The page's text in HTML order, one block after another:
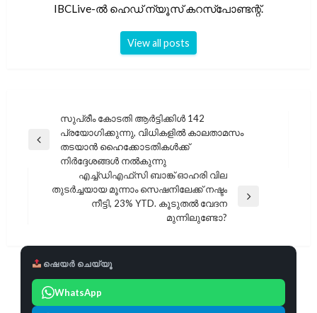
IBCLive-ൽ ഹെഡ് ന്യൂസ് കറസ്പോണ്ടന്റ്.
View all posts
പോസ്റ്റുകളിലൂടെ
Previous
സുപ്രീം കോടതി ആർട്ടിക്കിൾ 142
പ്രയോഗിക്കുന്നു, വിധികളിൽ കാലതാമസം
തടയാൻ ഹൈക്കോടതികൾക്ക്
നിർദ്ദേശങ്ങൾ നൽകുന്നു
എച്ച്‌ഡിഎഫ്‌സി ബാങ്ക് ഓഹരി വില
തുടർച്ചയായ മൂന്നാം സെഷനിലേക്ക് നഷ്ടം
നീട്ടി, 23% YTD. കൂടുതൽ വേദന
മുന്നിലുണ്ടോ?
ഷെയർ ചെയ്യൂ
WhatsApp